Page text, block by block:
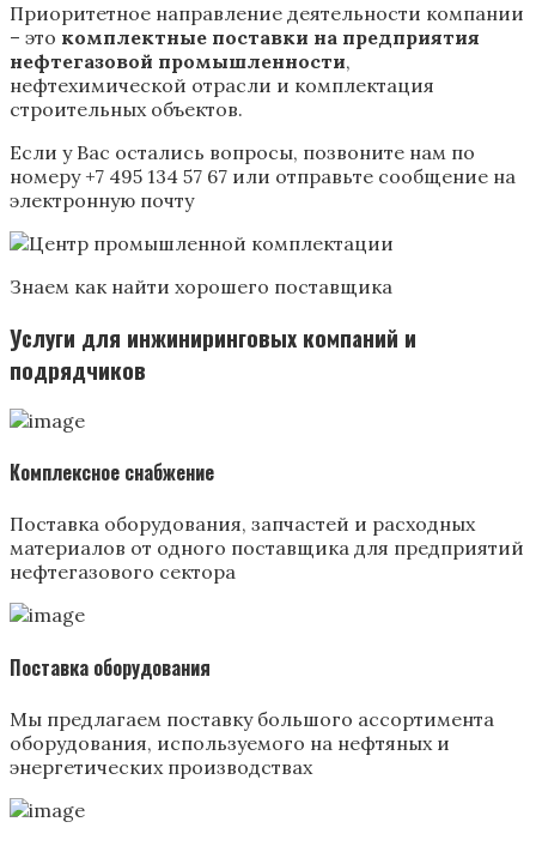
Приоритетное направление деятельности компании
– это комплектные поставки на предприятия
нефтегазовой промышленности,
нефтехимической отрасли и комплектация
строительных объектов.
Если у Вас остались вопросы, позвоните нам по
номеру +7 495 134 57 67 или отправьте сообщение на
электронную почту
Знаем как найти хорошего поставщика
Услуги для инжиниринговых компаний и
подрядчиков
Комплексное снабжение
Поставка оборудования, запчастей и расходных
материалов от одного поставщика для предприятий
нефтегазового сектора
Поставка оборудования
Мы предлагаем поставку большого ассортимента
оборудования, используемого на нефтяных и
энергетических производствах